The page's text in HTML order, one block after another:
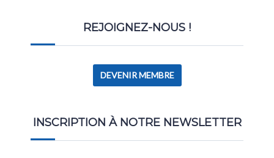
REJOIGNEZ-NOUS !
DEVENIR MEMBRE
INSCRIPTION À NOTRE NEWSLETTER